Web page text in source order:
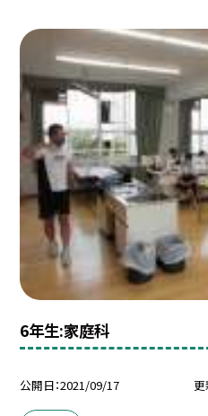
6年生:家庭科
公開日 2021/09/17 更